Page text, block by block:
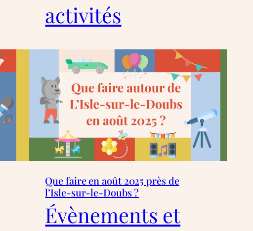
activités
Que faire en août 2025 près de
l’Isle-sur-le-Doubs ?
Évènements et